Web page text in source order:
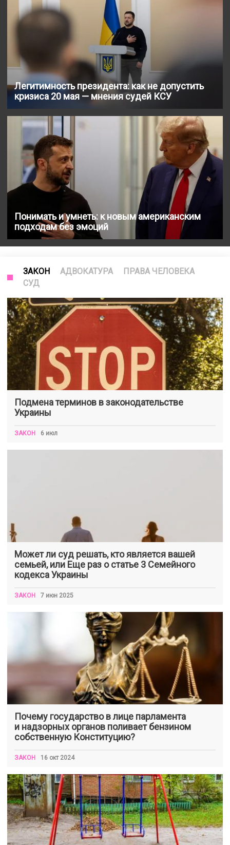
Легитимность президента: как не допустить
кризиса 20 мая — мнения судей КСУ
Понимать и умнеть: к новым американским
подходам без эмоций
ЗАКОН АДВОКАТУРА
ПРАВА ЧЕЛОВЕКА
СУД
Подмена терминов в законодательстве
Украины
ЗАКОН 6 июл
Может ли суд решать, кто является вашей
семьей, или Еще раз о статье 3 Семейного
кодекса Украины
ЗАКОН 7 июн 2025
Почему государство в лице парламента
и надзорных органов поливает бензином
собственную Конституцию?
ЗАКОН 16 окт 2024